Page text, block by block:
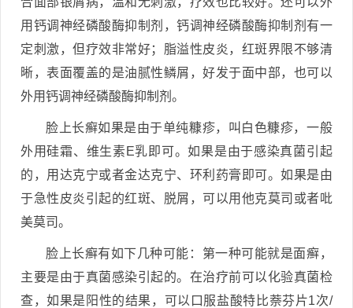
用钙调神经磷酸酶抑制剂，钙调神经磷酸酶抑制剂有一
定刺激，但疗效非常好；脂溢性皮炎，红斑界限不够清
晰，表面覆盖的是油腻性鳞屑，好发于面中部，也可以
外用钙调神经磷酸酶抑制剂。
脸上长癣如果是由于单纯糠疹，叫白色糠疹，一般
外用硅霜、维生素E乳即可。如果是由于感染真菌引起
的，用达克宁或者金达克宁、环利药膏即可。如果是由
于急性皮炎引起的红斑、脱屑，可以用他克莫司或者吡
美莫司。
脸上长癣有如下几种可能：第一种可能就是面癣，
主要是由于真菌感染引起的。在治疗前可以化验真菌检
查，如果是阳性的结果，可以口服盐酸特比萘芬片1次/